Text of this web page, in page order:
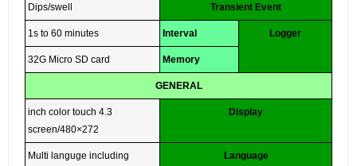
Transient Event
Dips/swell
Logger
Interval
1s to 60 minutes
Memory
32G Micro SD card
GENERAL
Display
4.3 inch color touch
screen/480×272
Language
Multi languge including